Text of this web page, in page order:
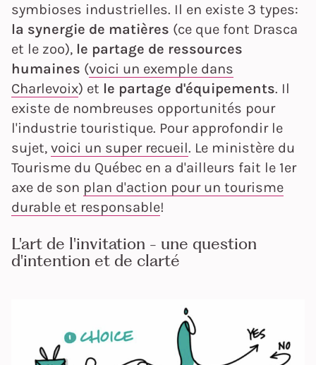
symbioses industrielles. Il en existe 3 types:
la synergie de matières (ce que font Drasca
et le zoo), le partage de ressources
humaines (voici un exemple dans
Charlevoix) et le partage d'équipements. Il
existe de nombreuses opportunités pour
l'industrie touristique. Pour approfondir le
sujet, voici un super recueil. Le ministère du
Tourisme du Québec en a d'ailleurs fait le 1er
axe de son plan d'action pour un tourisme
durable et responsable!
L'art de l'invitation - une question
d'intention et de clarté